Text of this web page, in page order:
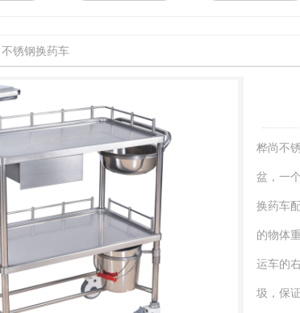
桦尚不
盆，一
换药车
的物体
运车的
圾，保
不锈钢换药车